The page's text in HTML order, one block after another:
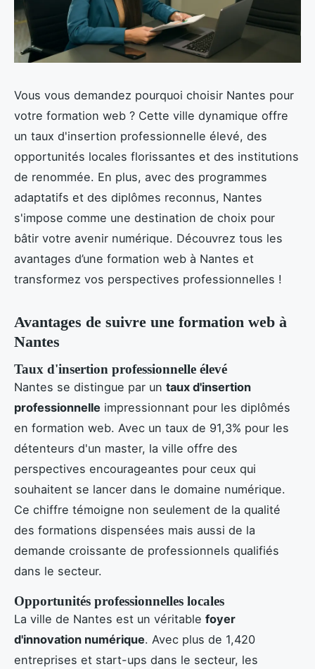
Vous vous demandez pourquoi choisir Nantes pour
votre formation web ? Cette ville dynamique offre
un taux d'insertion professionnelle élevé, des
opportunités locales florissantes et des institutions
de renommée. En plus, avec des programmes
adaptatifs et des diplômes reconnus, Nantes
s'impose comme une destination de choix pour
bâtir votre avenir numérique. Découvrez tous les
avantages d’une formation web à Nantes et
transformez vos perspectives professionnelles !
Avantages de suivre une formation web à
Nantes
Taux d'insertion professionnelle élevé
Nantes se distingue par un taux d'insertion
professionnelle impressionnant pour les diplômés
en formation web. Avec un taux de 91,3% pour les
détenteurs d'un master, la ville offre des
perspectives encourageantes pour ceux qui
souhaitent se lancer dans le domaine numérique.
Ce chiffre témoigne non seulement de la qualité
des formations dispensées mais aussi de la
demande croissante de professionnels qualifiés
dans le secteur.
Opportunités professionnelles locales
La ville de Nantes est un véritable foyer
d'innovation numérique. Avec plus de 1,420
entreprises et start-ups dans le secteur, les